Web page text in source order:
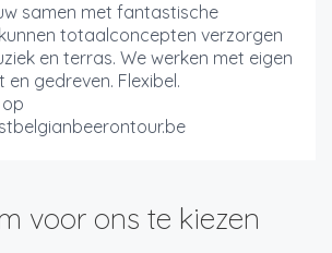
samen met fantastische
totaalconcepten verzorgen
en terras. We werken met eigen
en gedreven. Flexibel.
voor ons te kiezen